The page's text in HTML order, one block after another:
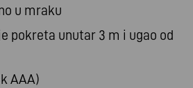
u mraku
pokreta unutar 3 m i ugao od
AAA)